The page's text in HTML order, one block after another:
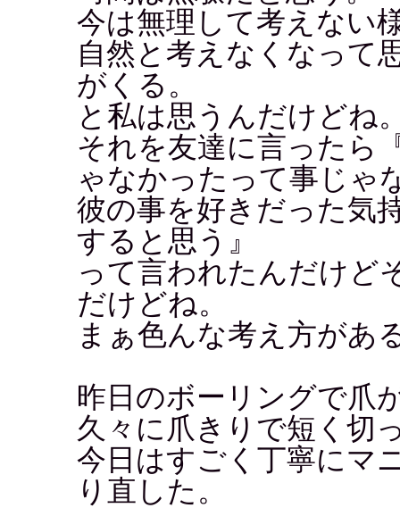
今は無理して考えない
自然と考えなくなって
がくる。
と私は思うんだけどね
それを友達に言ったら
ゃなかったって事じゃ
彼の事を好きだった気
すると思う』
って言われたんだけど
だけどね。
まぁ色んな考え方があ
昨日のボーリングで爪
久々に爪きりで短く切
今日はすごく丁寧にマ
り直した。